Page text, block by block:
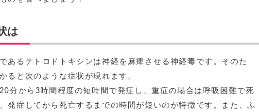
は
あるテトロドトキシンは神経を麻痺させる神経毒です。そのた
ると次のような症状が現れます。
分から3時間程度の短時間で発症し、重症の場合は呼吸困難で死
発症してから死亡するまでの時間が短いのが特徴です。また、ふ